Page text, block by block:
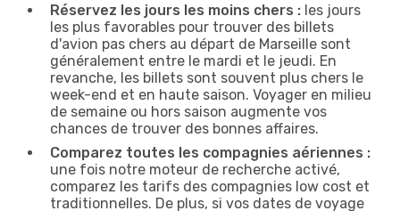
Réservez les jours les moins chers : les jours
les plus favorables pour trouver des billets
d'avion pas chers au départ de Marseille sont
généralement entre le mardi et le jeudi. En
revanche, les billets sont souvent plus chers le
week-end et en haute saison. Voyager en milieu
de semaine ou hors saison augmente vos
chances de trouver des bonnes affaires.
Comparez toutes les compagnies aériennes :
une fois notre moteur de recherche activé,
comparez les tarifs des compagnies low cost et
traditionnelles. De plus, si vos dates de voyage